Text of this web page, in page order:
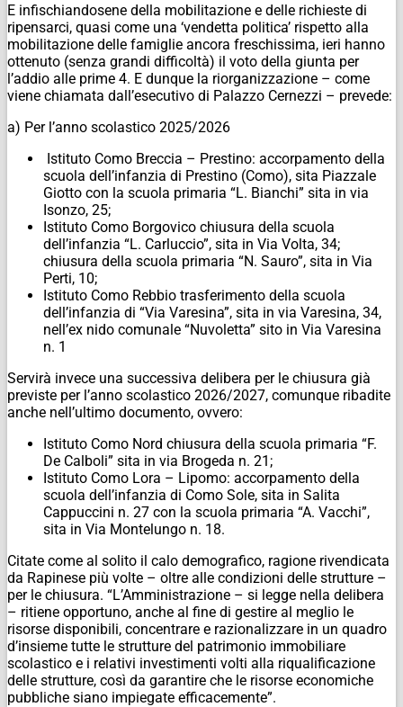
E infischiandosene della mobilitazione e delle richieste di
ripensarci, quasi come una ‘vendetta politica’ rispetto alla
mobilitazione delle famiglie ancora freschissima, ieri hanno
ottenuto (senza grandi difficoltà) il voto della giunta per
l’addio alle prime 4. E dunque la riorganizzazione – come
viene chiamata dall’esecutivo di Palazzo Cernezzi – prevede:
a) Per l’anno scolastico 2025/2026
Istituto Como Breccia – Prestino: accorpamento della
scuola dell’infanzia di Prestino (Como), sita Piazzale
Giotto con la scuola primaria “L. Bianchi” sita in via
Isonzo, 25;
Istituto Como Borgovico chiusura della scuola
dell’infanzia “L. Carluccio”, sita in Via Volta, 34;
chiusura della scuola primaria “N. Sauro”, sita in Via
Perti, 10;
Istituto Como Rebbio trasferimento della scuola
dell’infanzia di “Via Varesina”, sita in via Varesina, 34,
nell’ex nido comunale “Nuvoletta” sito in Via Varesina
n. 1
Servirà invece una successiva delibera per le chiusura già
previste per l’anno scolastico 2026/2027, comunque ribadite
anche nell’ultimo documento, ovvero:
Istituto Como Nord chiusura della scuola primaria “F.
De Calboli” sita in via Brogeda n. 21;
Istituto Como Lora – Lipomo: accorpamento della
scuola dell’infanzia di Como Sole, sita in Salita
Cappuccini n. 27 con la scuola primaria “A. Vacchi”,
sita in Via Montelungo n. 18.
Citate come al solito il calo demografico, ragione rivendicata
da Rapinese più volte – oltre alle condizioni delle strutture –
per le chiusura. “L’Amministrazione – si legge nella delibera
– ritiene opportuno, anche al fine di gestire al meglio le
risorse disponibili, concentrare e razionalizzare in un quadro
d’insieme tutte le strutture del patrimonio immobiliare
scolastico e i relativi investimenti volti alla riqualificazione
delle strutture, così da garantire che le risorse economiche
pubbliche siano impiegate efficacemente”.